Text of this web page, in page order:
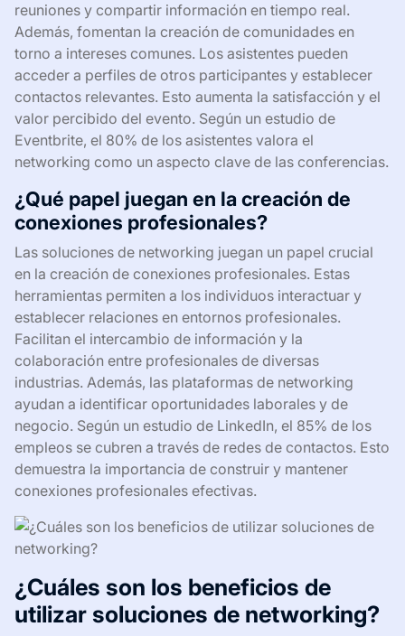
reuniones y compartir información en tiempo real.
Además, fomentan la creación de comunidades en
torno a intereses comunes. Los asistentes pueden
acceder a perfiles de otros participantes y establecer
contactos relevantes. Esto aumenta la satisfacción y el
valor percibido del evento. Según un estudio de
Eventbrite, el 80% de los asistentes valora el
networking como un aspecto clave de las conferencias.
¿Qué papel juegan en la creación de
conexiones profesionales?
Las soluciones de networking juegan un papel crucial
en la creación de conexiones profesionales. Estas
herramientas permiten a los individuos interactuar y
establecer relaciones en entornos profesionales.
Facilitan el intercambio de información y la
colaboración entre profesionales de diversas
industrias. Además, las plataformas de networking
ayudan a identificar oportunidades laborales y de
negocio. Según un estudio de LinkedIn, el 85% de los
empleos se cubren a través de redes de contactos. Esto
demuestra la importancia de construir y mantener
conexiones profesionales efectivas.
¿Cuáles son los beneficios de
utilizar soluciones de networking?